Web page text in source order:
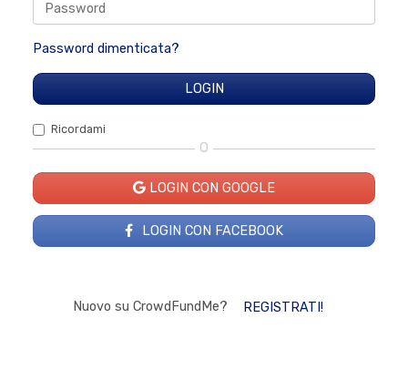
Password dimenticata?
Ricordami
O
LOGIN CON GOOGLE
LOGIN CON FACEBOOK
Nuovo su CrowdFundMe? REGISTRATI!